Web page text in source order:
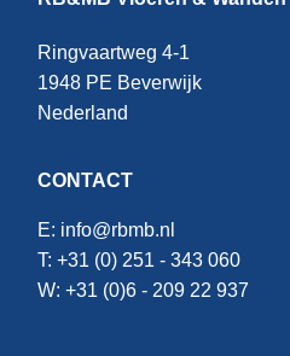
Ringvaartweg 4-1
1948 PE Beverwijk
Nederland
CONTACT
E: info@rbmb.nl
T: +31 (0) 251 - 343 060
W: +31 (0)6 - 209 22 937